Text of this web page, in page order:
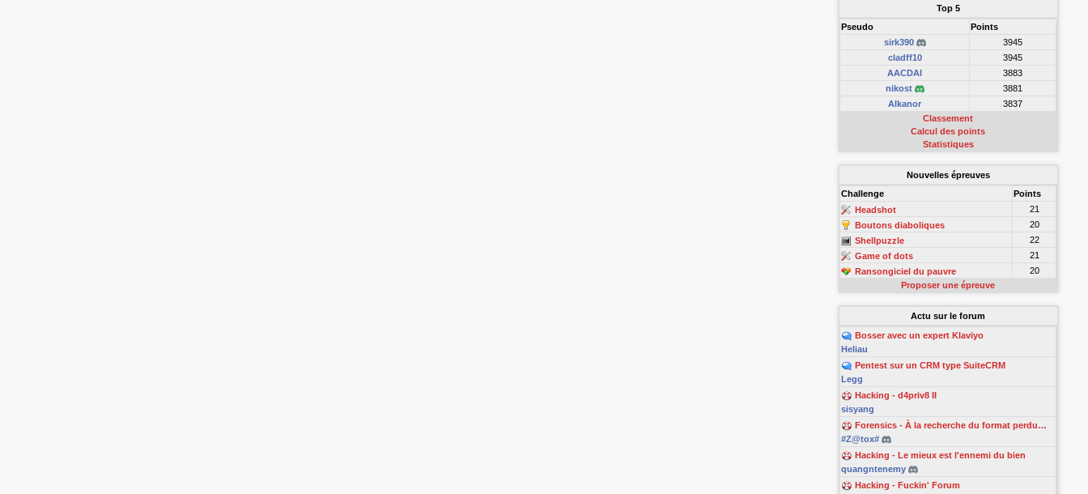
Top 5
Pseudo
Points
sirk390
3945
cladff10
3945
AACDAI
3883
nikost
3881
Alkanor
3837
Classement
Calcul des points
Statistiques
Nouvelles épreuves
Challenge
Points
Headshot
21
Boutons diaboliques
20
Shellpuzzle
22
Game of dots
21
Ransongiciel du pauvre
20
Proposer une épreuve
Actu sur le forum
Bosser avec un expert Klaviyo
Heliau
Pentest sur un CRM type SuiteCRM
Legg
Hacking - d4priv8 II
sisyang
Forensics - À la recherche du format perdu…
#Z@tox#
Hacking - Le mieux est l'ennemi du bien
quangntenemy
Hacking - Fuckin' Forum